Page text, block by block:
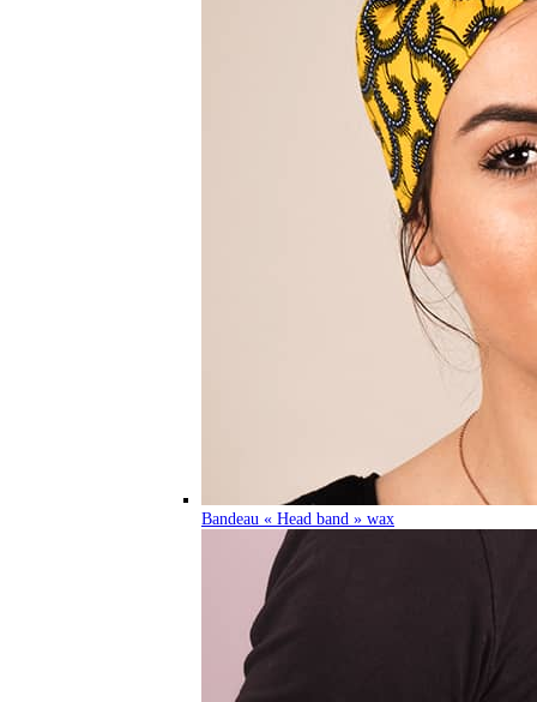
Bandeau « Head band » wax